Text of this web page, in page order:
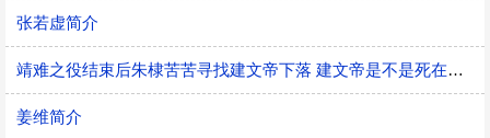
张若虚简介
靖难之役结束后朱棣苦苦寻找建文帝下落 建文帝是不是死在大火之中
姜维简介